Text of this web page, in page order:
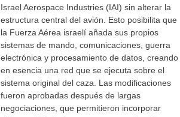
Israel Aerospace Industries (IAI) sin alterar la
estructura central del avión. Esto posibilita que
la Fuerza Aérea israelí añada sus propios
sistemas de mando, comunicaciones, guerra
electrónica y procesamiento de datos, creando
en esencia una red que se ejecuta sobre el
sistema original del caza. Las modificaciones
fueron aprobadas después de largas
negociaciones, que permitieron incorporar